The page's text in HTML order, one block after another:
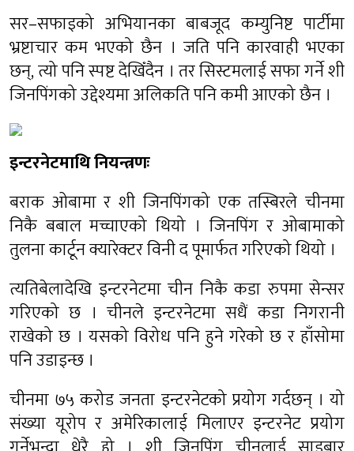
सर–सफाइको अभियानका बाबजूद कम्युनिष्ट पार्टीमा
भ्रष्टाचार कम भएको छैन । जति पनि कारवाही भएका
छन्, त्यो पनि स्पष्ट देखिँदैन । तर सिस्टमलाई सफा गर्ने शी
जिनपिंगको उद्देश्यमा अलिकति पनि कमी आएको छैन ।
इन्टरनेटमाथि नियन्त्रणः
बराक ओबामा र शी जिनपिंगको एक तस्बिरले चीनमा
निकै बबाल मच्चाएको थियो । जिनपिंग र ओबामाको
तुलना कार्टून क्यारेक्टर विनी द पूमार्फत गरिएको थियो ।
त्यतिबेलादेखि इन्टरनेटमा चीन निकै कडा रुपमा सेन्सर
गरिएको छ । चीनले इन्टरनेटमा सधैं कडा निगरानी
राखेको छ । यसको विरोध पनि हुने गरेको छ र हाँसोमा
पनि उडाइन्छ ।
चीनमा ७५ करोड जनता इन्टरनेटको प्रयोग गर्दछन् । यो
संख्या यूरोप र अमेरिकालाई मिलाएर इन्टरनेट प्रयोग